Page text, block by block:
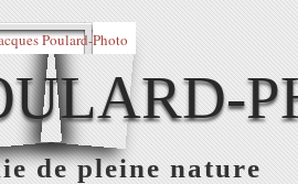
de pleine nature